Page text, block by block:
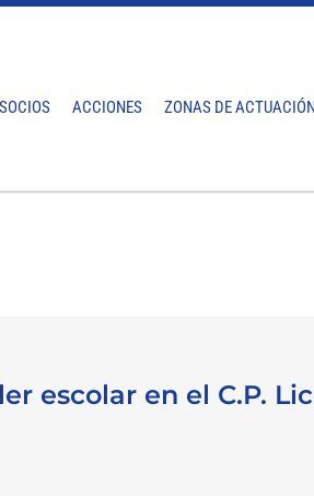
SOCIOS ACCIONES ZONAS DE
escolar en el C.P.